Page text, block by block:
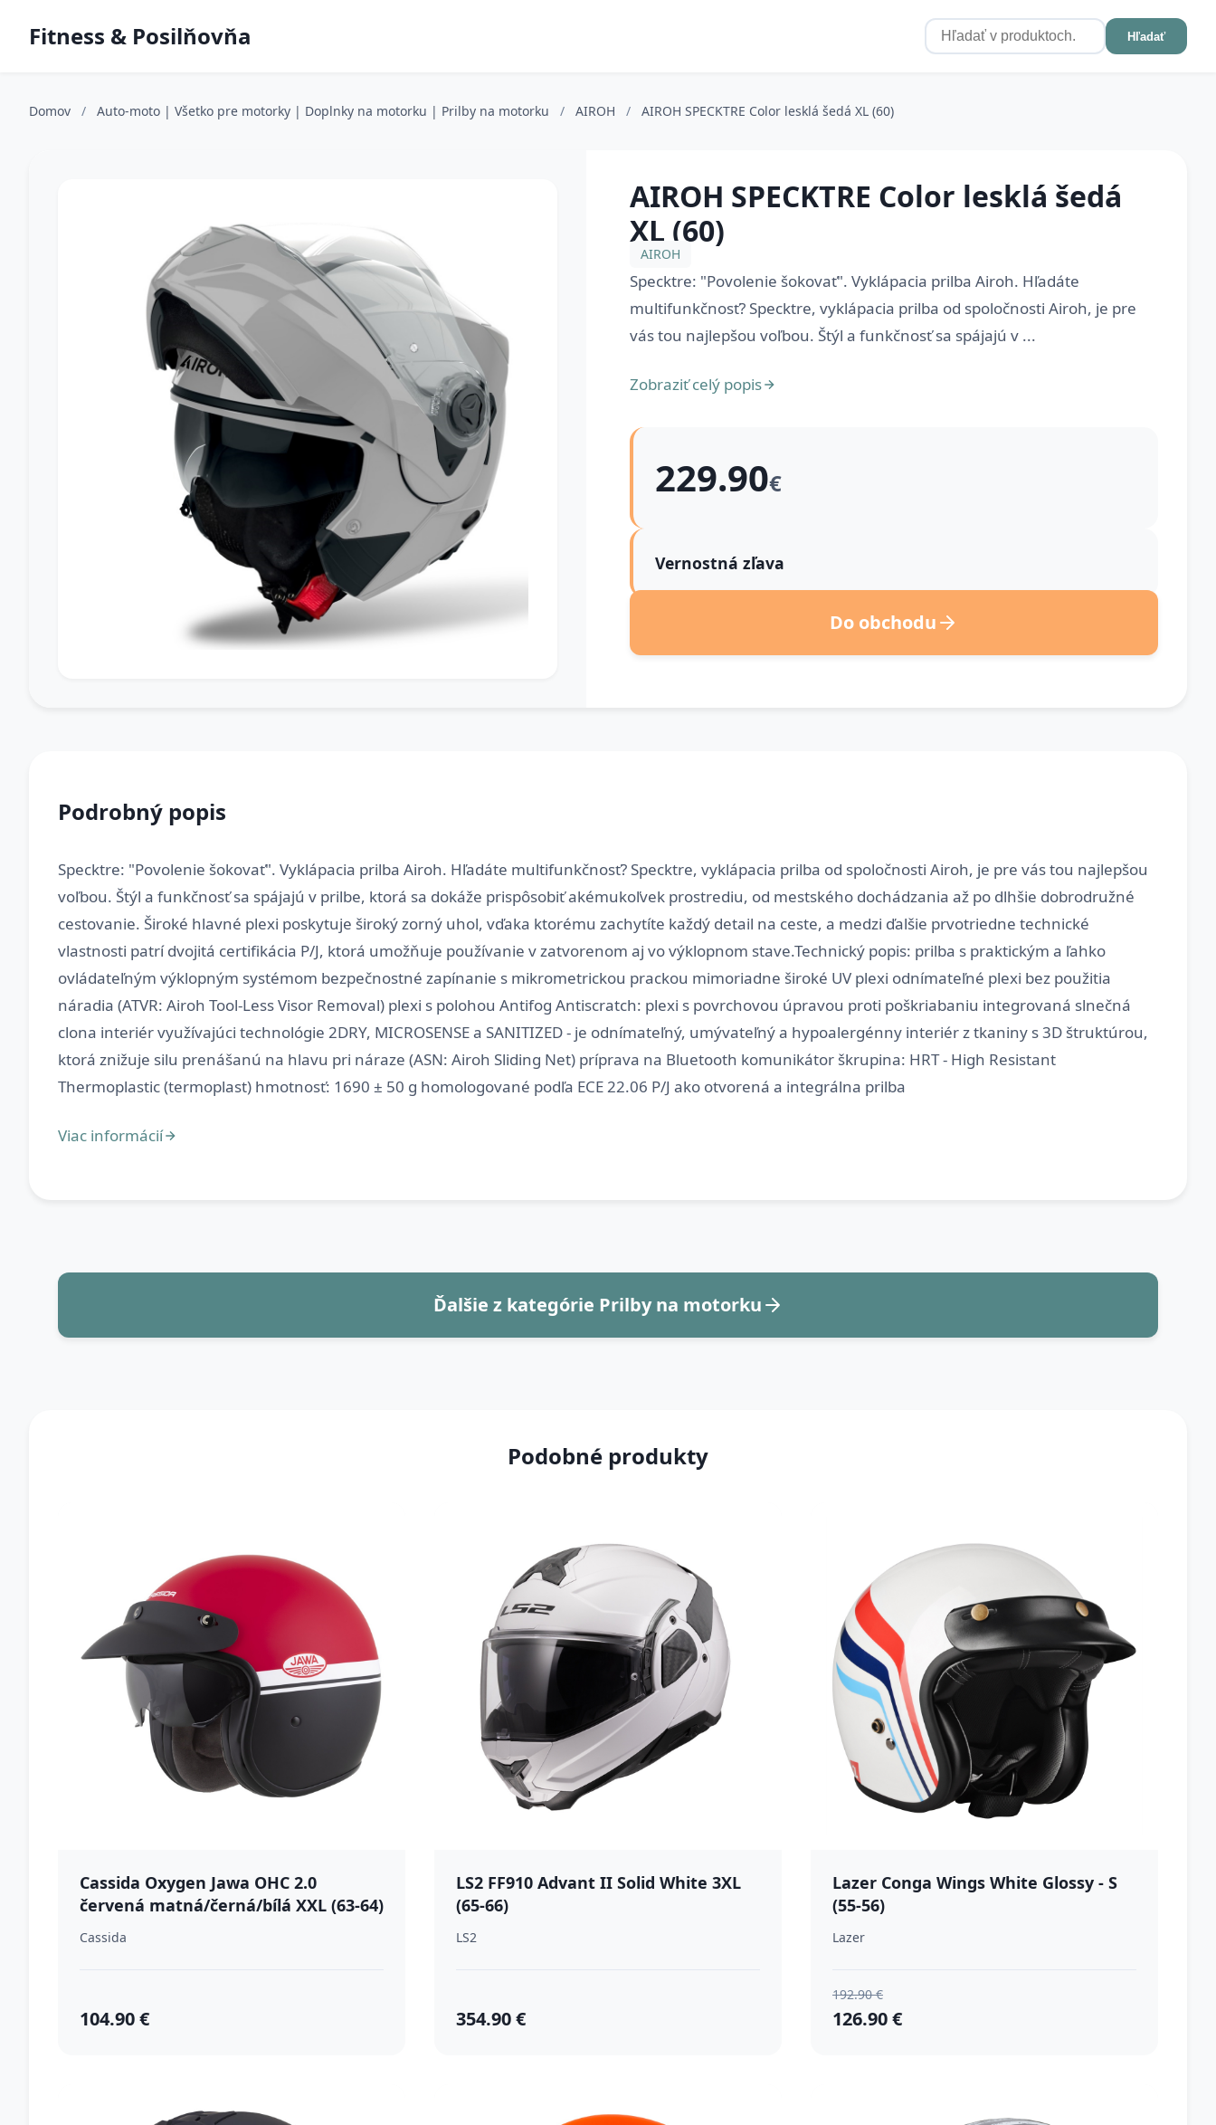
Fitness & Posilňovňa Hľadať
Domov / Auto-moto | Všetko pre motorky | Doplnky na motorku | Prilby na motorku / AIROH / AIROH SPECKTRE Color lesklá šedá XL (60)
AIROH SPECKTRE Color lesklá šedá
XL (60)
AIROH
Specktre: "Povolenie šokovať". Vyklápacia prilba Airoh. Hľadáte
multifunkčnosť? Specktre, vyklápacia prilba od spoločnosti Airoh, je pre
vás tou najlepšou voľbou. Štýl a funkčnosť sa spájajú v ...
Zobraziť celý popis
229.90€
Vernostná zľava
Do obchodu
Podrobný popis
Specktre: "Povolenie šokovať". Vyklápacia prilba Airoh. Hľadáte multifunkčnosť? Specktre, vyklápacia prilba od spoločnosti Airoh, je pre vás tou najlepšou
voľbou. Štýl a funkčnosť sa spájajú v prilbe, ktorá sa dokáže prispôsobiť akémukoľvek prostrediu, od mestského dochádzania až po dlhšie dobrodružné
cestovanie. Široké hlavné plexi poskytuje široký zorný uhol, vďaka ktorému zachytíte každý detail na ceste, a medzi ďalšie prvotriedne technické
vlastnosti patrí dvojitá certifikácia P/J, ktorá umožňuje používanie v zatvorenom aj vo výklopnom stave.Technický popis: prilba s praktickým a ľahko
ovládateľným výklopným systémom bezpečnostné zapínanie s mikrometrickou prackou mimoriadne široké UV plexi odnímateľné plexi bez použitia
náradia (ATVR: Airoh Tool-Less Visor Removal) plexi s polohou Antifog Antiscratch: plexi s povrchovou úpravou proti poškriabaniu integrovaná slnečná
clona interiér využívajúci technológie 2DRY, MICROSENSE a SANITIZED - je odnímateľný, umývateľný a hypoalergénny interiér z tkaniny s 3D štruktúrou,
ktorá znižuje silu prenášanú na hlavu pri náraze (ASN: Airoh Sliding Net) príprava na Bluetooth komunikátor škrupina: HRT - High Resistant
Ďalšie z kategórie Prilby na motorku
Podobné produkty
Cassida Oxygen Jawa OHC 2.0
červená matná/černá/bílá XXL (63-64)
Cassida
104.90 €
LS2 FF910 Advant II Solid White 3XL
(65-66)
LS2
354.90 €
Lazer Conga Wings White Glossy - S
(55-56)
Lazer
192.90 €
126.90 €